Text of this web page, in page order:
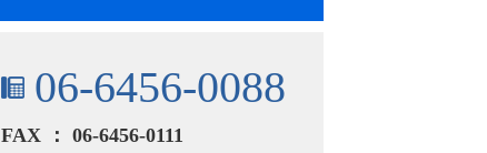
06-6456-0088
FAX ： 06-6456-0111